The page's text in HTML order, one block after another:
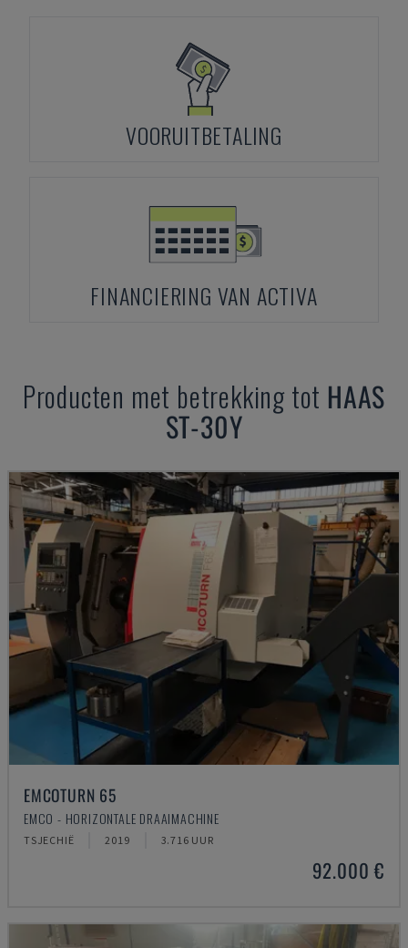
VOORUITBETALING
FINANCIERING VAN ACTIVA
Producten met betrekking tot HAAS
ST-30Y
EMCOTURN 65
EMCO - HORIZONTALE DRAAIMACHINE
TSJECHIË 2019 3.716 UUR
92.000 €